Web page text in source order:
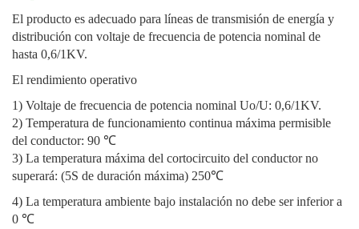
El producto es adecuado para líneas de transmisión de energía y
distribución con voltaje de frecuencia de potencia nominal de
hasta 0,6/1KV.
El rendimiento operativo
1) Voltaje de frecuencia de potencia nominal Uo/U: 0,6/1KV.
2) Temperatura de funcionamiento continua máxima permisible
del conductor: 90 ℃
3) La temperatura máxima del cortocircuito del conductor no
superará: (5S de duración máxima) 250℃
4) La temperatura ambiente bajo instalación no debe ser inferior a
0 ℃